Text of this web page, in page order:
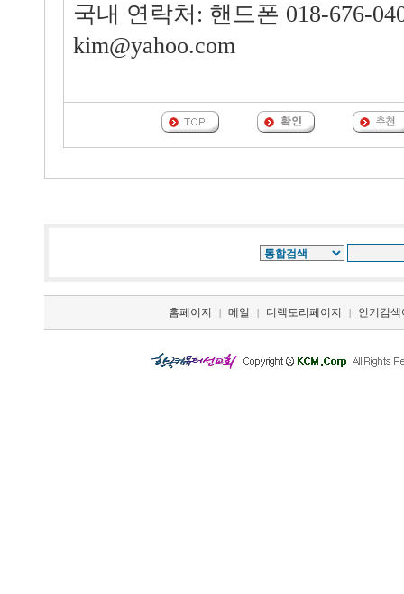
국내 연락처: 핸드폰 018-676-
kim@yahoo.com
홈페이지 | 메일 | 디렉토리페이지 | 인기검색